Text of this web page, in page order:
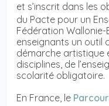
et s’inscrit dans les
du Pacte pour un
Fédération Wallonie-
enseignants un outil
démarche artistique
disciplines, de
scolarité obligatoire.
En France, le